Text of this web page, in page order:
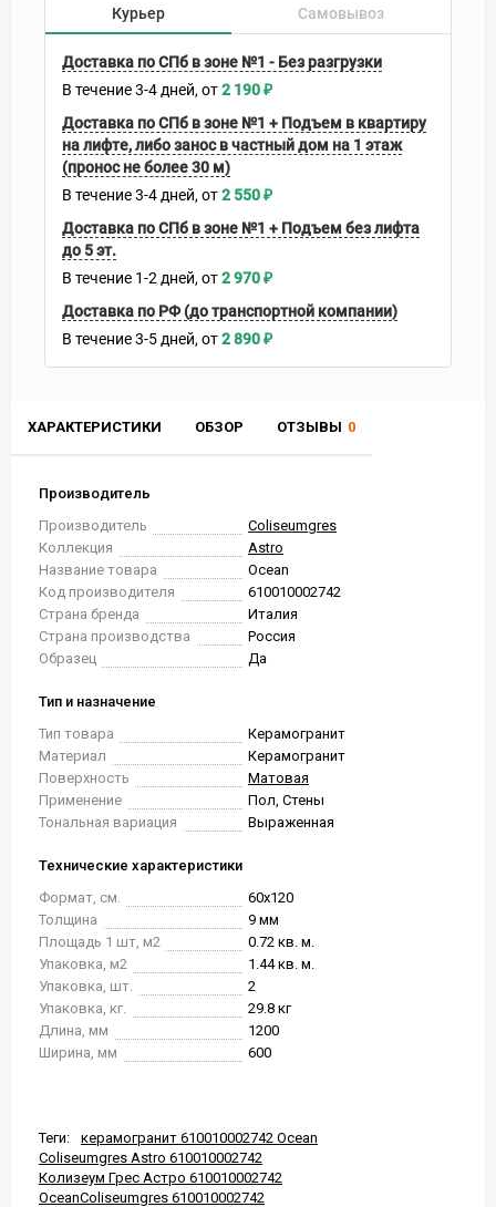
ХАРАКТЕРИСТИКИ ОБЗОР ОТЗЫВЫ 0
Производитель
Производитель
Coliseumgres
Коллекция
Astro
Название товара
Ocean
Код производителя
610010002742
Страна бренда
Италия
Страна производства
Россия
Образец
Да
Тип и назначение
Тип товара
Керамогранит
Материал
Керамогранит
Поверхность
Матовая
Применение
Пол, Стены
Тональная вариация
Выраженная
Технические характеристики
Формат, см.
60x120
Толщина
9 мм
Площадь 1 шт, м2
0.72 кв. м.
Упаковка, м2
1.44 кв. м.
Упаковка, шт.
2
Упаковка, кг.
29.8 кг
Длина, мм
1200
Ширина, мм
600
Теги:
керамогранит 610010002742 Ocean
Coliseumgres Astro 610010002742
Колизеум Грес Астро 610010002742
OceanColiseumgres 610010002742
Курьер Самовывоз
Доставка по СПб в зоне №1 - Без разгрузки
В течение3-4 дней 2 190₽
Доставка по СПб в зоне №1 + Подъем в квартиру
на лифте, либо занос в частный дом на 1 этаж
(пронос не более 30 м)
В течение3-4 дней 2 550₽
Доставка по СПб в зоне №1 + Подъем без лифта
до 5 эт.
В течение 1-2 дней 2 970₽
Доставка по РФ (до транспортной компании)
В течение3-5 дней 2 890₽